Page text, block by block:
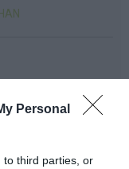
Personal
to third parties, or